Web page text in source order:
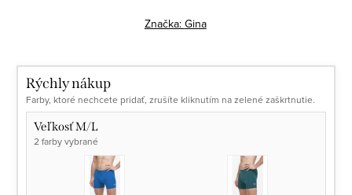
Značka: Gina
Rýchly nákup
Farby, ktoré nechcete pridať, zrušíte kliknutím na zelené zaškrtnutie.
Veľkosť M/L
2 farby vybrané